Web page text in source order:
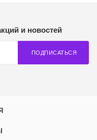
и новостей
ПОДПИСАТЬСЯ